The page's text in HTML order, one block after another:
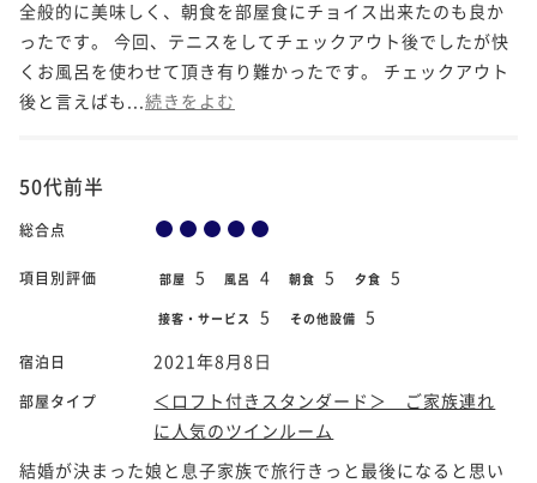
全般的に美味しく、朝食を部屋食にチョイス出来たのも良か
ったです。 今回、テニスをしてチェックアウト後でしたが快
くお風呂を使わせて頂き有り難かったです。 チェックアウト
後と言えばも... 続きをよむ
50代前半
総合点
項目別評価 部屋 5 風呂 4 朝食 5 夕食 5
接客・サービス 5 その他設備 5
宿泊日 2021年8月8日
部屋タイプ
＜ロフト付きスタンダード＞ ご家族連れ
に人気のツインルーム
結婚が決まった娘と息子家族で旅行きっと最後になると思い